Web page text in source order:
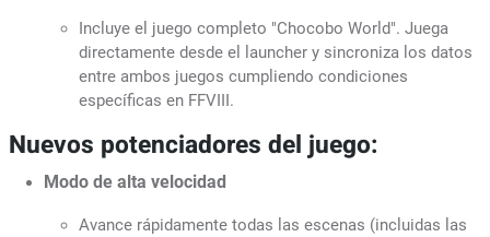
Incluye el juego completo "Chocobo World". Juega
directamente desde el launcher y sincroniza los datos
entre ambos juegos cumpliendo condiciones
específicas en FFVIII.
Nuevos potenciadores del juego:
Modo de alta velocidad
Avance rápidamente todas las escenas (incluidas las